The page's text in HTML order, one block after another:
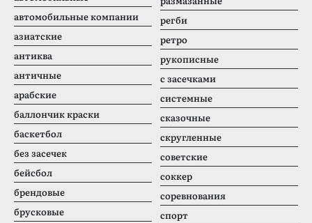
автомобильные компании
азиатские
антиква
античные
арабские
баллончик краски
баскетбол
без засечек
бейсбол
брендовые
брусковые
регби
ретро
рукописные
с засечками
системные
сказочные
скругленные
советские
соккер
соревнования
спорт